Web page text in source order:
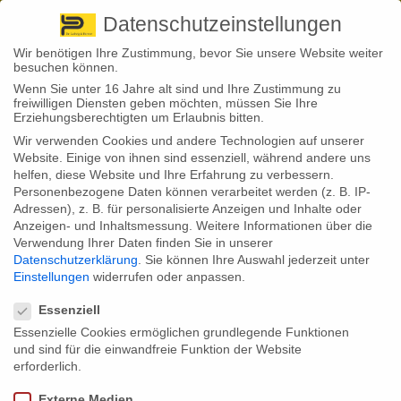
+ 49 3501 528571 |
Back to News
20
Feb.
Stephan Fröhlich
Betriebsrentner werden später entlastet
Eigentlich sollen ab dem 1. Januar 2020 Millionen Betriebsrentner
eingeführt wird: So sieht es ein Gesetz der Bundesregierung vor.
Doch die Betroffenen müssen sich noch gedulden. Der Grund: Es
hapert an der technischen Umsetzung.
Auch Betriebsrentner müssen Sozialbeiträge auf ihre betrieblichen
theoretisch, denn die Bundesregierung hat im vergangenen Jahr mit
Datenschutzeinstellungen
Wir benötigen Ihre Zustimmung, bevor Sie unsere Website weiter
besuchen können.
Wenn Sie unter 16 Jahre alt sind und Ihre Zustimmung zu
freiwilligen Diensten geben möchten, müssen Sie Ihre
Erziehungsberechtigten um Erlaubnis bitten.
Wir verwenden Cookies und andere Technologien auf unserer
Website. Einige von ihnen sind essenziell, während andere uns
helfen, diese Website und Ihre Erfahrung zu verbessern.
Personenbezogene Daten können verarbeitet werden (z. B. IP-
Adressen), z. B. für personalisierte Anzeigen und Inhalte oder
Anzeigen- und Inhaltsmessung. Weitere Informationen über die
Verwendung Ihrer Daten finden Sie in unserer
Datenschutzerklärung
Sie können Ihre Auswahl jederzeit unter
Einstellungen widerrufen oder anpassen.
Essenziell
Essenzielle Cookies ermöglichen grundlegende Funktionen
und sind für die einwandfreie Funktion der Website
erforderlich.